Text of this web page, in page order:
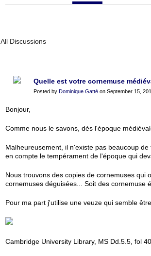
All Discussions
Quelle est votre cornemuse
Posted by Dominique Gatté on September 15,
Bonjour,
Comme nous le savons, dès l'époque
Malheureusement, il n'existe pas beaucoup
en compte le tempérament de l'époque qui
Nous trouvons des copies de cornemuses qui
cornemuses déguisées... Soit des cornemuse
Pour ma part j'utilise une veuze qui semble
Cambridge University Library, MS Dd.5.5, fol